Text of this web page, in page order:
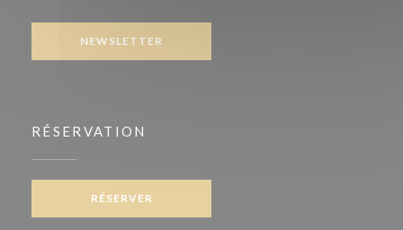
NEWSLETTER
RÉSERVATION
RÉSERVER